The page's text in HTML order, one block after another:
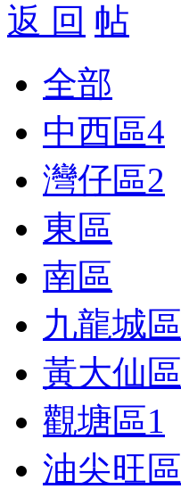
返 回
全部
中西區4
灣仔區2
東區
南區
九龍城區
黃大仙區
觀塘區1
油尖旺區